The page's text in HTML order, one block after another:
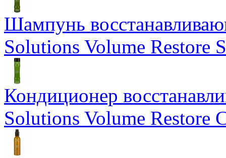
Шампунь
Solutions Volume Restore
Кондиционер
Solutions Volume Restore